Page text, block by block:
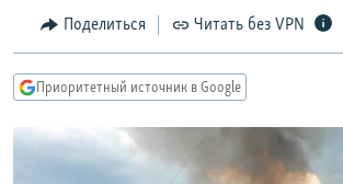
Вернутся
поиску
КУЛЬТУРА
КАВКАЗ.РЕАЛИИ
СЕВЕР.РЕАЛИИ
Поделиться Читать без VPN
Приоритетный источник в Google